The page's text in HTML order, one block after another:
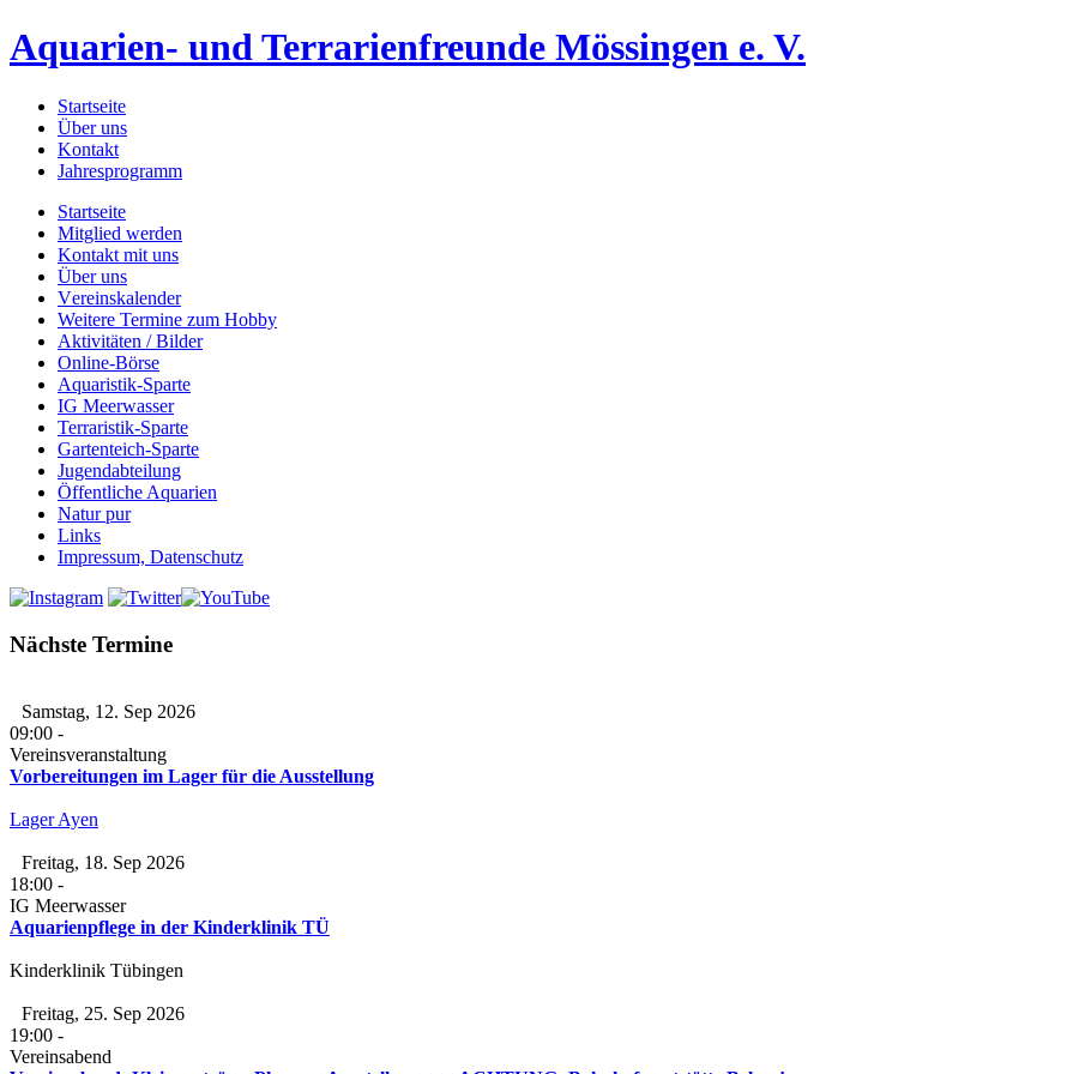
Aquarien- und Terrarienfreunde Mössingen e. V.
Startseite
Über uns
Kontakt
Jahresprogramm
Startseite
Mitglied werden
Kontakt mit uns
Über uns
Vereinskalender
Weitere Termine zum Hobby
Aktivitäten / Bilder
Online-Börse
Aquaristik-Sparte
IG Meerwasser
Terraristik-Sparte
Gartenteich-Sparte
Jugendabteilung
Öffentliche Aquarien
Natur pur
Links
Impressum, Datenschutz
Nächste Termine
Samstag, 12. Sep 2026
09:00 -
Vereinsveranstaltung
Vorbereitungen im Lager für die Ausstellung
Lager Ayen
Freitag, 18. Sep 2026
18:00 -
IG Meerwasser
Aquarienpflege in der Kinderklinik TÜ
Kinderklinik Tübingen
Freitag, 25. Sep 2026
19:00 -
Vereinsabend